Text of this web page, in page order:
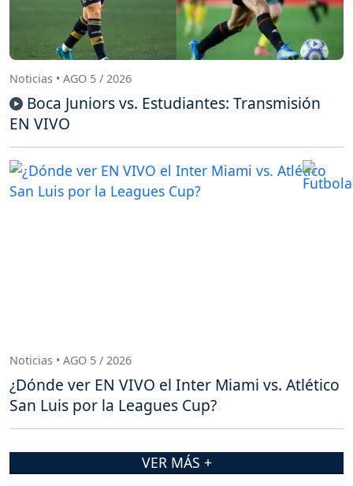
Noticias • AGO 5 / 2026
Boca Juniors vs. Estudiantes: Transmisión
EN VIVO
Noticias • AGO 5 / 2026
¿Dónde ver EN VIVO el Inter Miami vs. Atlético
San Luis por la Leagues Cup?
VER MÁS +